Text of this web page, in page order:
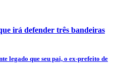
irá defender três bandeiras
legado que seu pai, o ex-prefeito de